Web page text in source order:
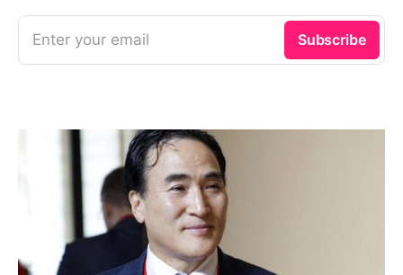
Enter your email Subscribe